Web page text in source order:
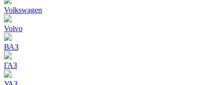
Volkswagen
Volvo
ВАЗ
ГАЗ